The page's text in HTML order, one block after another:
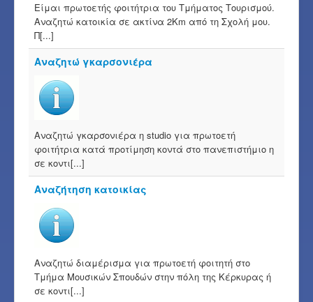
Είμαι πρωτοετής φοιτήτρια του Τμήματος Τουρισμού.
Αναζητώ κατοικία σε ακτίνα 2Km από τη Σχολή μου.
Π[...]
Αναζητώ γκαρσονιέρα
Αναζητώ γκαρσονιέρα η studio για πρωτοετή
φοιτήτρια κατά προτίμηση κοντά στο πανεπιστήμιο η
σε κοντι[...]
Αναζήτηση κατοικίας
Αναζητώ διαμέρισμα για πρωτοετή φοιτητή στο
Τμήμα Μουσικών Σπουδών στην πόλη της Κέρκυρας ή
σε κοντι[...]